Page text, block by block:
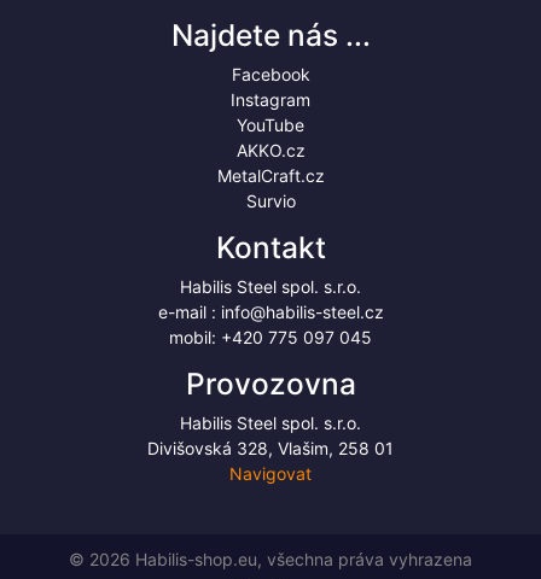
Najdete nás ...
Facebook
Instagram
YouTube
AKKO.cz
MetalCraft.cz
Survio
Kontakt
Habilis Steel spol. s.r.o.
e-mail : info@habilis-steel.cz
mobil: +420 775 097 045
Provozovna
Habilis Steel spol. s.r.o.
Divišovská 328, Vlašim, 258 01
Navigovat
© 2026 Habilis-shop.eu, všechna práva vyhrazena